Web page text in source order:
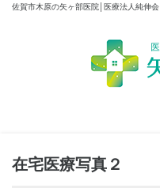
佐賀市木原の矢ヶ部医院│医療法人純伸会
在宅医療写真２